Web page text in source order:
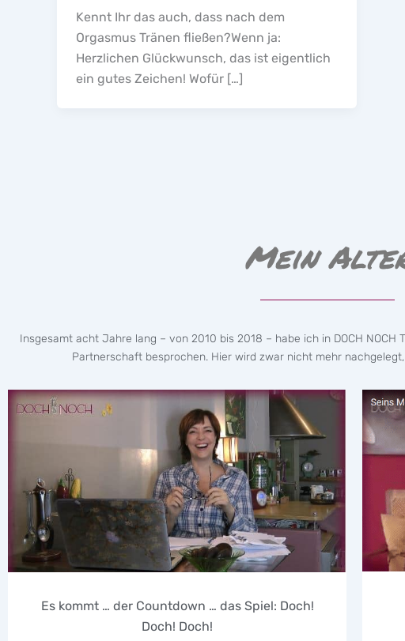
Kennt Ihr das auch, dass nach dem
Orgasmus Tränen fließen?Wenn ja:
Herzlichen Glückwunsch, das ist eigentlich
ein gutes Zeichen! Wofür […]
Mein
Insgesamt acht Jahre lang – von 2010 bis 2018 – habe ich in DOCH
Partnerschaft besprochen. Hier wird zwar nicht mehr
Es kommt … der Countdown … das Spiel: Doch!
Doch! Doch!